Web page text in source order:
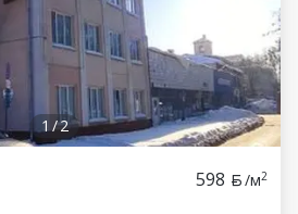
1 /2
598 /м2